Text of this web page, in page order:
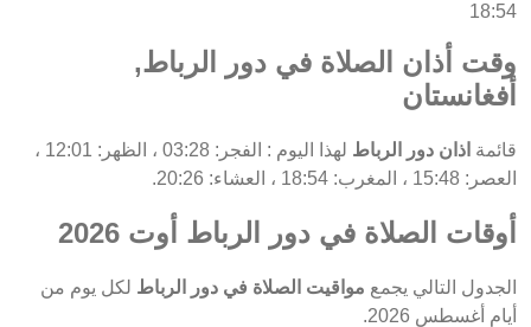
18:54
وقت أذان الصلاة في دور الرباط,
أفغانستان
قائمة اذان دور الرباط
لهذا اليوم : الفجر: 03:28 ، الظهر: 12:01 ،
العصر: 15:48 ، المغرب: 18:54 ، العشاء: 20:26.
أوقات الصلاة في دور الرباط أوت 2026
الجدول التالي يجمع مواقيت الصلاة في دور الرباط لكل يوم من
أيام أغسطس 2026.